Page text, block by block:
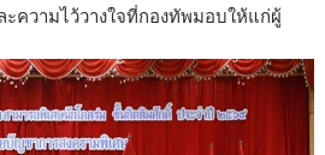
ความไว้วางใจที่กองทัพมอบให้แก่ผู้